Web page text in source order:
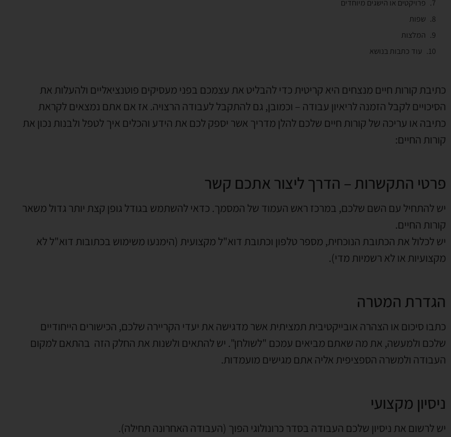
פרויקטים או הישגים מיוחדים
שפות
המלצות
עוד כתבות בנושא
כתיבת קורות חיים מנצחים היא קריטית כדי להבליט את עצמכם בפני מעסיקים פוטנציאליים ולהעלות את
הסיכויים לקבל הזמנה לריאיון עבודה – וכמובן, גם להתקבל לעבודה הרצויה. אז אם אתם נמצאים לקראת
כתיבה או עריכה של קורות חיים שלכם להלן מדריך אשר יספק לכם את הידע והכלים איך לטפל ולבנות נכון את
קורות החיים:
פרטי התקשרות – הדרך ליצור אתכם קשר
יש להתחיל עם השם שלכם, במרכז ראש העמוד של המסמך. כדאי להשתמש בגודל גופן קצת יותר גדול משאר
קורות החיים.
יש לכלול את הכתובת הנוכחית, מספר טלפון וכתובת דוא"ל מקצועית (הימנעו משימוש בכתובות דוא"ל לא
מקצועיות או לא רשמיות מדי).
הגדרת המטרה
כתבו סיכום או הצהרה אובייקטיבית תמציתית אשר מדגישה את יעדי הקריירה שלכם, הכישורים הייחודיים
שלכם ולמעשה, את מה שאתם מביאים עמכם "לשולחן". יש להתאים ולשנות את החלק הזה בהתאם למקום
העבודה ולמשרה הספציפית אליה אתם מגישים מועמדות.
ניסיון מקצועי
יש לרשום את ניסיון שלכם העבודה בסדר כרונולוגי הפוך (העבודה האחרונה תחילה).